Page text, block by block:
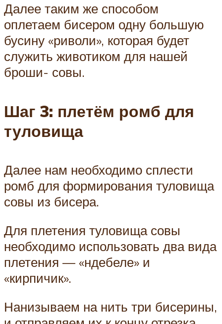
Далее таким же способом
оплетаем бисером одну большую
бусину «риволи», которая будет
служить животиком для нашей
броши- совы.
Шаг 3: плетём ромб для
туловища
Далее нам необходимо сплести
ромб для формирования туловища
совы из бисера.
Для плетения туловища совы
необходимо использовать два вида
плетения — «ндебеле» и
«кирпичик».
Нанизываем на нить три бисерины,